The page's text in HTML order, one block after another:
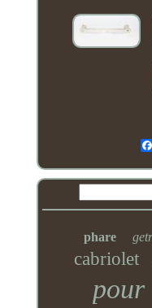
phare
cabriolet
pour